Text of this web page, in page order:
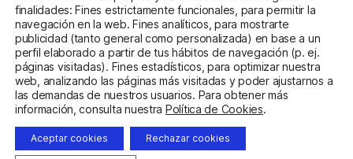
Centro Sanitario Autorizado con el código E08737002
Aviso LegalPolítica de PrivacidadPolítica de Cookies
Condiciones Generales de Contratación
Clínica de la Ansiedad. Teléfonos:932263020
finalidades: Fines estrictamente funcionales, para permitir la
navegación en la web. Fines analíticos, para mostrarte
publicidad (tanto general como personalizada) en base a un
perfil elaborado a partir de tus hábitos de navegación (p. ej.
páginas visitadas). Fines estadísticos, para optimizar nuestra
web, analizando las páginas más visitadas y poder ajustarnos a
las demandas de nuestros usuarios. Para obtener más
información, consulta nuestra Política de Cookies.
Aceptar cookies Rechazar cookies